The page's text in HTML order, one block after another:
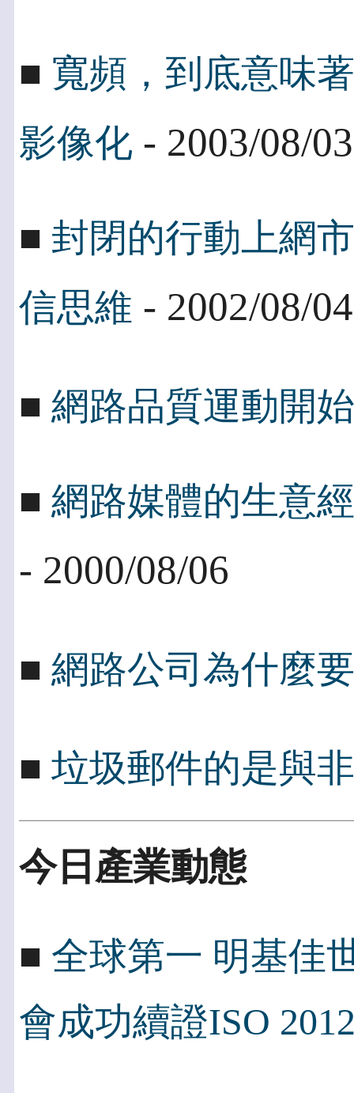
■ 寬頻，到底意味
影像化 - 2003/08/03
■ 封閉的行動上網
信思維 - 2002/08/04
■ 網路品質運動開始
■ 網路媒體的生意
- 2000/08/06
■ 網路公司為什麼
■ 垃圾郵件的是與非
今日產業動態
■ 全球第一 明基佳
會成功續證ISO